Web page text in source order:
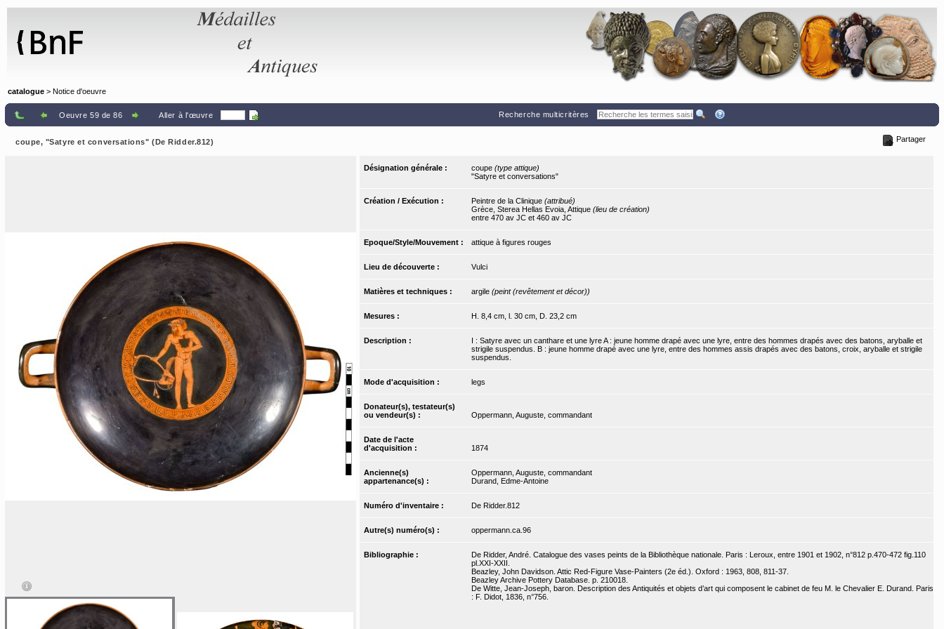
catalogue > Notice d'oeuvre
Oeuvre 59 de 86 Aller à l'œuvre Recherche multicritères
coupe, "Satyre et conversations" (De Ridder.812) Partager
Désignation générale : coupe (type attique)
"Satyre et conversations"
Création / Exécution : Peintre de la Clinique (attribué)
Grèce, Sterea Hellas Evoia, Attique (lieu de création)
entre 470 av JC et 460 av JC
Epoque/Style/Mouvement : attique à figures rouges
Lieu de découverte : Vulci
Matières et techniques : argile (peint (revêtement et décor))
Mesures : H. 8,4 cm, l. 30 cm, D. 23,2 cm
Description :
I : Satyre avec un canthare et une lyre A : jeune homme drapé avec une lyre, entre des hommes drapés avec des batons, aryballe et
strigile suspendus. B : jeune homme drapé avec une lyre, entre des hommes assis drapés avec des batons, croix, aryballe et strigile
suspendus.
Mode d'acquisition : legs
Donateur(s), testateur(s)
ou vendeur(s) :
Oppermann, Auguste, commandant
Date de l'acte
d'acquisition :
1874
Ancienne(s)
appartenance(s) :
Oppermann, Auguste, commandant
Durand, Edme-Antoine
Numéro d'inventaire : De Ridder.812
Autre(s) numéro(s) : oppermann.ca.96
Bibliographie :
De Ridder, André. Catalogue des vases peints de la Bibliothèque nationale. Paris : Leroux, entre 1901 et 1902, n°812 p.470-472 fig.110
pl.XXI-XXII.
Beazley, John Davidson. Attic Red-Figure Vase-Painters (2e éd.). Oxford : 1963, 808, 811-37.
Beazley Archive Pottery Database. p. 210018.
De Witte, Jean-Joseph, baron. Description des Antiquités et objets d’art qui composent le cabinet de feu M. le Chevalier E. Durand. Paris
: F. Didot, 1836, n°756.